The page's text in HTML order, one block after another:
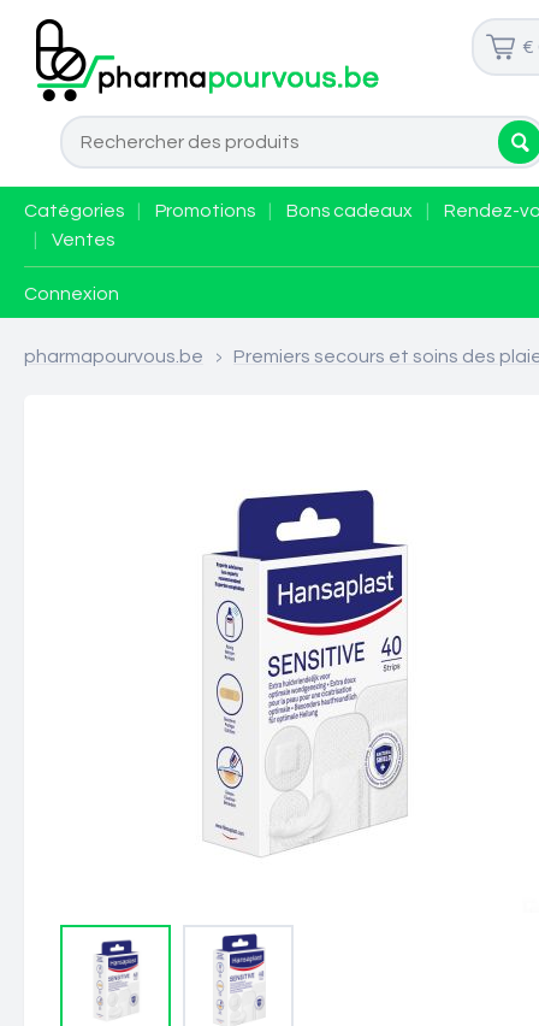
€
Catégories Promotions Bons cadeaux
Rendez-
Ventes
Connexion
pharmapourvous.be > Premiers secours et soins des